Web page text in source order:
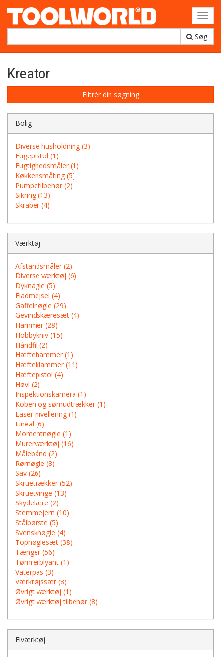
Søg
Kreator
Filtrér din søgning
Bolig
Diverse husholdning (3)
Fugepistol (1)
Fugtighedsmåler (1)
Køkkensmåting (5)
Pumpetilbehør (2)
Sikring (13)
Skraber (4)
Værktøj
Afstandsmåler (2)
Diverse værktøj (6)
Dyknagle (5)
Fladmejsel (4)
Gaffelnøgle (29)
Gevindskæresæt (4)
Hammer (28)
Hobbykniv (15)
Håndfil (2)
Hæftehammer (1)
Hæfteklammer (11)
Hæftepistol (4)
Høvl (2)
Inspektionskamera (1)
Koben og sømudtrækker (1)
Laser nivellering (1)
Lineal (6)
Momentnøgle (1)
Murerværktøj (16)
Målebånd (2)
Rørnøgle (8)
Sav (26)
Skruetrækker (52)
Skruetvinge (13)
Skydelære (2)
Stemmejern (10)
Stålbørste (5)
Svensknøgle (4)
Topnøglesæt (38)
Tænger (56)
Tømrerblyant (1)
Vaterpas (3)
Værktøjssæt (8)
Øvrigt værktøj (1)
Øvrigt værktøj tilbehør (8)
Elværktøj